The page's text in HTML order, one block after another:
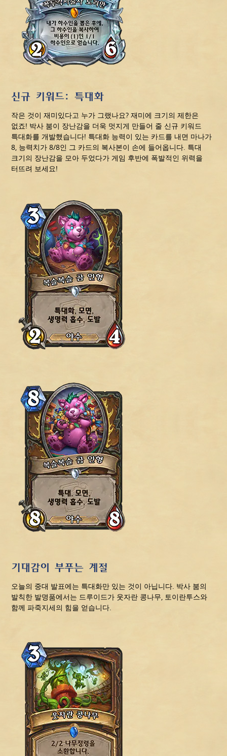
신규 키워드: 특대화
작은 것이 재미있다고 누가 그랬나요? 재미에 크기의 제한은
없죠! 박사 붐이 장난감을 더욱 멋지게 만들어 줄 신규 키워드
특대화를 개발했습니다! 특대화 능력이 있는 카드를 내면 마나가
8, 능력치가 8/8인 그 카드의 복사본이 손에 들어옵니다. 특대
크기의 장난감을 모아 두었다가 게임 후반에 폭발적인 위력을
터뜨려 보세요!
기대감이 부푸는 계절
오늘의 중대 발표에는 특대화만 있는 것이 아닙니다. 박사 붐의
발칙한 발명품에서는 드루이드가 웃자란 콩나무, 토이란투스와
함께 파죽지세의 힘을 얻습니다.